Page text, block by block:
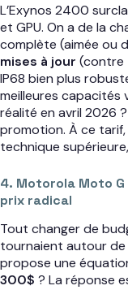
L’Exynos 2400
et GPU. On a de la
complète (aimée ou
mises à jour (contre
IP68 bien plus
meilleures capacités
réalité en avril 2026
promotion. À ce tarif,
technique
4. Motorola Moto
prix radical
Tout changer de
tournaient autour de
propose une
300$ ? La réponse